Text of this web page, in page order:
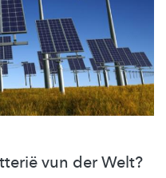
vun der Welt?